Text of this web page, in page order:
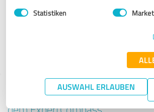
Statistiken
AUSWAHL ERLAUBEN
Tipp: Die passenden Experten
dem ExpertCompass